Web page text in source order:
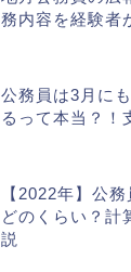
務内容を経験者
公務員は3月に
るって本当？！
【2022年】公
どのくらい？計
説